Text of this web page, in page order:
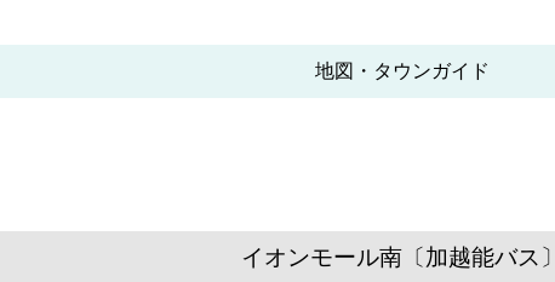
地図・タウンガイド
イオンモール南〔加越能バス〕